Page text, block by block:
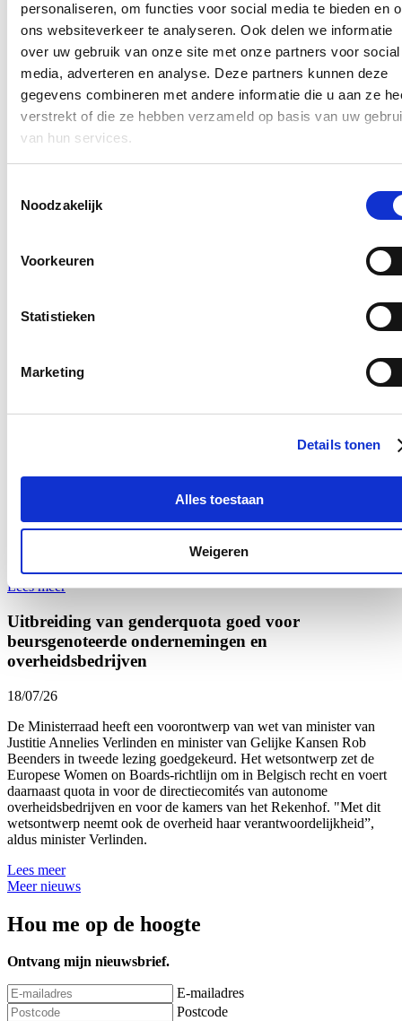
personaliseren, om functies voor social media te bieden en
ons websiteverkeer te analyseren. Ook delen we informatie
over uw gebruik van onze site met onze partners voor social
media, adverteren en analyse. Deze partners kunnen deze
gegevens combineren met andere informatie die u aan ze
verstrekt of die ze hebben verzameld op basis van uw
van hun services.
Noodzakelijk
Voorkeuren
Statistieken
Marketing
Details tonen
Alles toestaan
Weigeren
Ontvang mijn nieuwsbrief.
E-mailadres
Postcode
Ja, ik wens de nieuwsbrief van Annelies Verlinden te ontvangen op
bovenstaand mailadres*
Klikhierom de privacyvoorwaarden te raadplegen
21/07/26
Lees meer
Ik bracht een bezoek aan het mobiele forensische labo van het
Nationaal Instituut voor Criminalistiek en Criminologie
Tomorrowland. Al voor het derde jaar op rij analyseert het labo
Lees meer
Uitbreiding van genderquota goed voor
beursgenoteerde ondernemingen en
overheidsbedrijven
18/07/26
De Ministerraad heeft een voorontwerp van wet van minister van
Justitie Annelies Verlinden en minister van Gelijke Kansen Rob
Beenders in tweede lezing goedgekeurd. Het wetsontwerp zet de
Europese Women on Boards-richtlijn om in Belgisch recht en voert
daarnaast quota in voor de directiecomités van autonome
overheidsbedrijven en voor de kamers van het Rekenhof. "Met dit
wetsontwerp neemt ook de overheid haar verantwoordelijkheid”,
aldus minister Verlinden.
Lees meer
Meer nieuws
Hou me op de hoogte
Ontvang mijn nieuwsbrief.
E-mailadres
Postcode